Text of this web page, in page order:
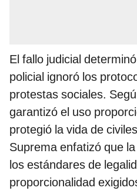
El fallo judicial
policial ignoró los
protestas sociales.
garantizó el uso
protegió la vida de
Suprema enfatizó que
los estándares de
proporcionalidad